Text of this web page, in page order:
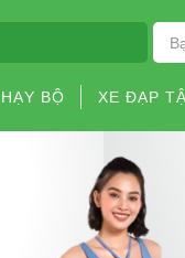
BỘ XE ĐẠP